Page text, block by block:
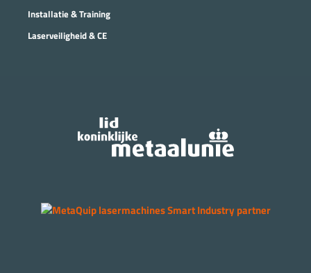
Installatie & Training
Laserveiligheid & CE